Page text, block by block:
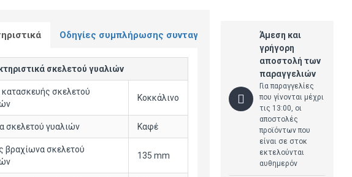
Οδηγίες συμπλήρωσης συνταγής
σκελετού γυαλιών
κατασκευής σκελετού
Κοκκάλινο
σκελετού γυαλιών Καφέ
βραχίωνα σκελετού
135 mm
Άμεση και
γρήγορη
αποστολή των
παραγγελιών
Για παραγγελίες
που γίνονται μέχρι
τις 13:00, οι
αποστολές
προϊόντων που
είναι σε στοκ
εκτελούνται
αυθημερόν